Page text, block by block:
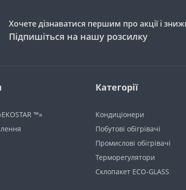
Хочете дізнаватися першим про акції і
Підпишіться на нашу розсилку
™»
Категорії
Кондиціонери
Побутові обігрівачі
Промислові обігрівачі
Терморегулятори
Склопакет ECO-GLASS